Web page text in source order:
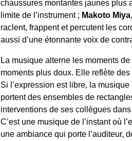
chaussures montantes jaunes plus
limite de l’instrument ; Makoto Miya
raclent, frappent et percutent les
aussi d’une étonnante voix de
La musique alterne les moments
moments plus doux. Elle reflète des
Si l’expression est libre, la
portent des ensembles de
interventions de ses collègues
C’est une musique de l’instant où
une ambiance qui porte l’auditeur,